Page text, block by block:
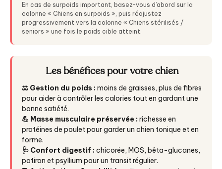
En cas de surpoids important, basez-vous d’abord sur la
colonne « Chiens en surpoids », puis réajustez
progressivement vers la colonne « Chiens stérilisés /
seniors » une fois le poids cible atteint.
Les bénéfices pour votre chien
⚖️ Gestion du poids : moins de graisses, plus de fibres
pour aider à contrôler les calories tout en gardant une
bonne satiété.
💪 Masse musculaire préservée : richesse en
protéines de poulet pour garder un chien tonique et en
forme.
🩺 Confort digestif : chicorée, MOS, bêta-glucanes,
potiron et psyllium pour un transit régulier.